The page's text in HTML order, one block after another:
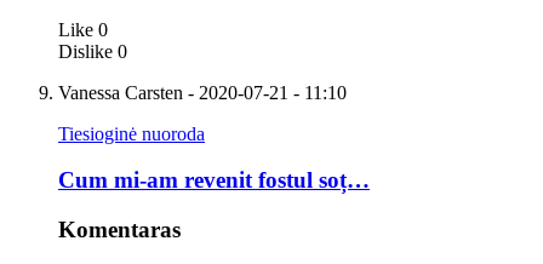
Like 0
Dislike 0
Vanessa Carsten - 2020-07-21 - 11:10
Tiesioginė nuoroda
Cum mi-am revenit fostul soț…
Komentaras